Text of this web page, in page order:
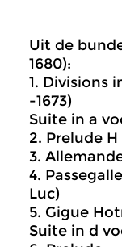
Uit de
1680):
1. Divisions
-1673)
Suite in a
2. Prelude H
3.
4.
Luc)
5. Gigue
Suite in d